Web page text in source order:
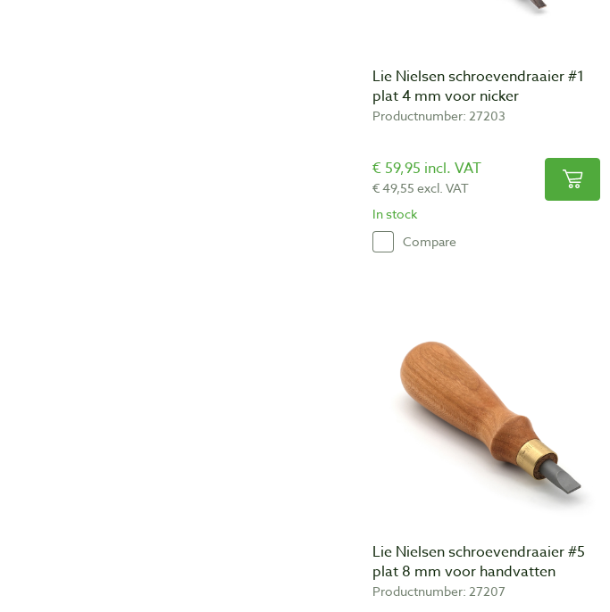
Lie Nielsen schroevendraaier #1
plat 4 mm voor nicker
Productnumber: 27203
€ 59,95 incl. VAT
€ 49,55 excl. VAT
In stock
Compare
Lie Nielsen schroevendraaier #5
plat 8 mm voor handvatten
Productnumber: 27207